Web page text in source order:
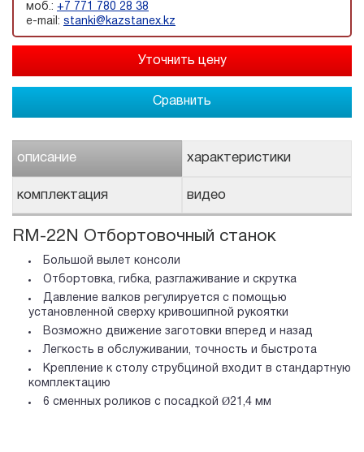
моб.: +7 771 780 28 38
e-mail: stanki@kazstanex.kz
Сравнить
описание характеристики
комплектация видео
RM-22N Отбортовочный станок
Большой вылет консоли
Отбортовка, гибка, разглаживание и скрутка
Давление валков регулируется с помощью
установленной сверху кривошипной рукоятки
Возможно движение заготовки вперед и назад
Легкость в обслуживании, точность и быстрота
Крепление к столу струбциной входит в стандартную
комплектацию
6 сменных роликов с посадкой Ø21,4 мм